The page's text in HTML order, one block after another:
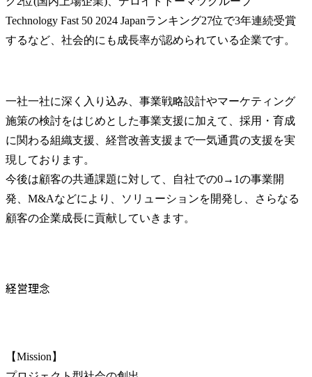
Technology Fast 50 2024 Japanランキング27位で3年連続受賞
するなど、社会的にも成長率が認められている企業です。
一社一社に深く入り込み、事業戦略設計やマーケティング
施策の検討をはじめとした事業支援に加えて、採用・育成
に関わる組織支援、経営改善支援まで一気通貫の支援を実
現しております。
今後は顧客の共通課題に対して、自社での0→1の事業開
発、M&Aなどにより、ソリューションを開発し、さらなる
顧客の企業成長に貢献していきます。
経営理念
【Mission】